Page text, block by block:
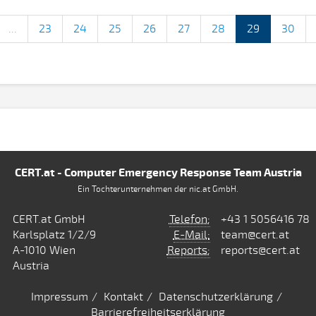
... 23 24 25 26 27 28 29 30
CERT.at - Computer Emergency Response Team Austria
Ein Tochterunternehmen der nic.at GmbH.
CERT.at GmbH
Karlsplatz 1/2/9
A-1010 Wien
Austria
Telefon:
+43 1 5056416 78
E-Mail:
team@cert.at
Reports:
reports@cert.at
Impressum Kontakt
Datenschutzerklärung
Barrierefreiheitserklärung